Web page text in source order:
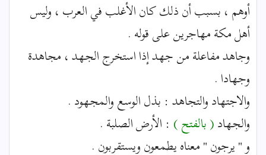
أوهم ، بسبب أن ذلك كان الأغلب في العرب ، وليس
أهل مكة مهاجرين على قوله .
وجاهد مفاعلة من جهد إذا استخرج الجهد ، مجاهدة
وجهادا .
والاجتهاد والتجاهد : بذل الوسع والمجهود .
والجهاد( بالفتح ) : الأرض الصلبة .
و " يرجون " معناه يطمعون ويستقربون .